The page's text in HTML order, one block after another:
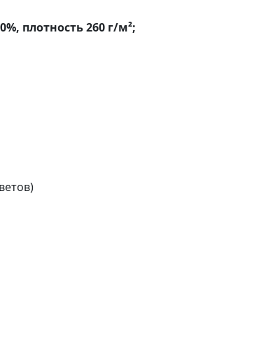
плотность 260 г/м²;